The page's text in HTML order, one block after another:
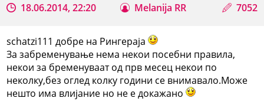
18.06.2014, 22:20 Melanija RR 7052
schatzi111 добре на Рингераја
За забременување нема некои посебни правила,
некои за бременуваат од прв месец некои по
неколку,без оглед колку години се внимавало.Може
нешто има влијание но не е докажано